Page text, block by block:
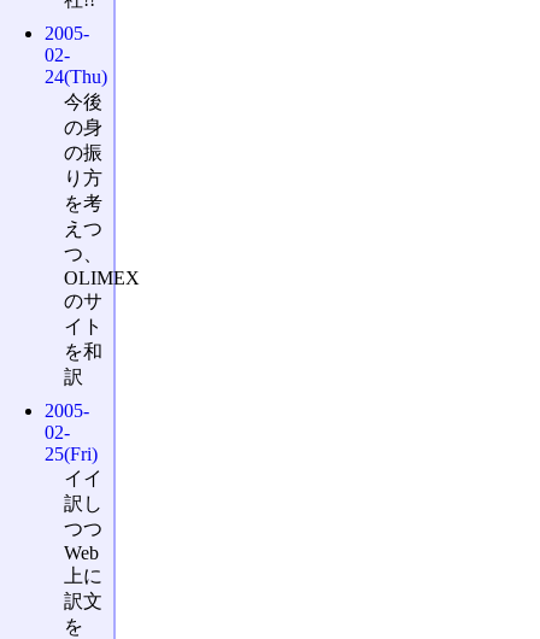
2005-
02-
24(Thu)
今後
の身
の振
り方
を考
えつ
つ、
OLIMEX
のサ
イト
を和
訳
2005-
02-
25(Fri)
イイ
訳し
つつ
Web
上に
訳文
を